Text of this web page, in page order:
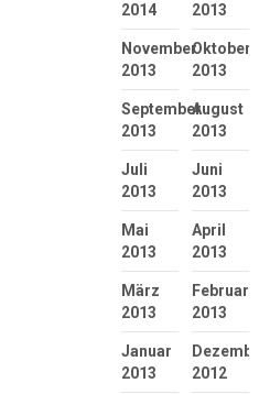
2014
2013
November
2013
Oktober
2013
September
2013
August
2013
Juli
2013
Juni
2013
Mai
2013
April
2013
März
2013
Februar
2013
Januar
2013
2012